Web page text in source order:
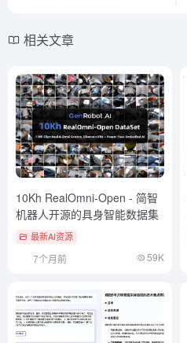
相关文章
10Kh RealOmni-Open - 简智
机器人开源的具身智能数据集
最新AI资源
7个月前 59K